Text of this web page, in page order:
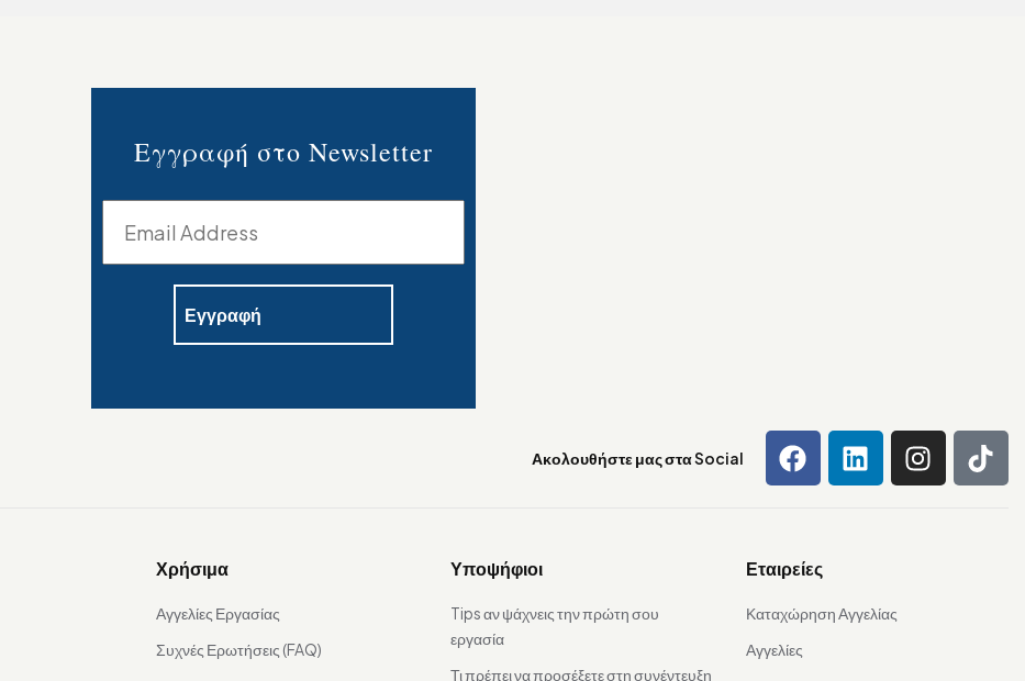
Εγγραφή στο Newsletter
Ακολουθήστε μας στα Social
Χρήσιμα
Αγγελίες Εργασίας
Συχνές Ερωτήσεις (FAQ)
Υποψήφιοι
Tips αν ψάχνεις την πρώτη σου
εργασία
Τι πρέπει να προσέξετε στη συνέντευξη
Εταιρείες
Καταχώρηση Αγγελίας
Αγγελίες